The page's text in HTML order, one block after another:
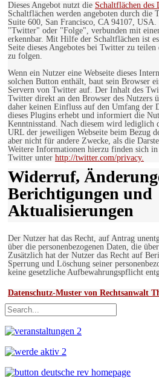
Dieses Angebot nutzt die Schaltflächen des
Schaltflächen werden angeboten durch
Suite 600, San Francisco, CA 94107,
"Twitter" oder "Folge", verbunden mit
erkennbar. Mit Hilfe der Schaltflächen ist
Seite dieses Angebotes bei Twitter zu
zu folgen.
Wenn ein Nutzer eine Webseite dieses
solchen Button enthält, baut sein Browser
Servern von Twitter auf. Der Inhalt des
Twitter direkt an den Browser des Nutzers
daher keinen Einfluss auf den Umfang
dieses Plugins erhebt und informiert die
Kenntnisstand. Nach diesem wird lediglich
URL der jeweiligen Webseite beim Bezug
aber nicht für andere Zwecke, als die
Weitere Informationen hierzu finden sich
Twitter unter http://twitter.com/privacy.
Widerruf,
Berichtigungen und
Aktualisierungen
Der Nutzer hat das Recht, auf Antrag
über die personenbezogenen Daten, die
Zusätzlich hat der Nutzer das Recht auf
Sperrung und Löschung seiner
keine gesetzliche Aufbewahrungspflicht
Datenschutz-Muster von Rechtsanwalt